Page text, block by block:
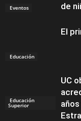
Eventos
de
Educación
El
Educación
Superior
UC